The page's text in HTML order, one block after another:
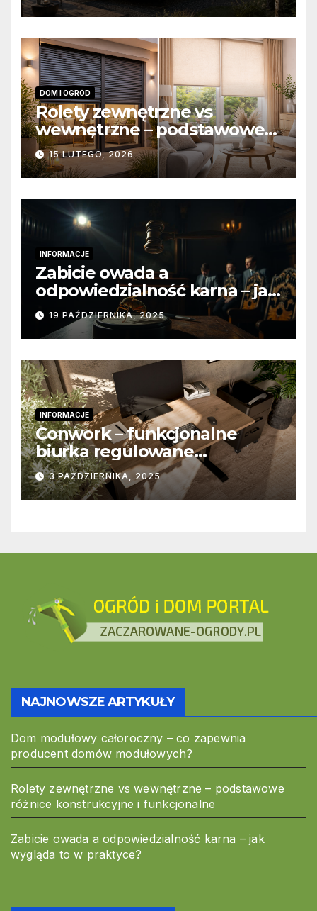
DOM I OGRÓD
Rolety zewnętrzne vs
wewnętrzne – podstawowe
różnice konstrukcyjne i
funkcjonalne
15 LUTEGO, 2026
INFORMACJE
Zabicie owada a
odpowiedzialność karna – jak
wygląda to w praktyce?
19 PAŹDZIERNIKA, 2025
INFORMACJE
Conwork – funkcjonalne
biurka regulowane
stworzone z myślą o
nowoczesnych
przestrzeniach pracy
3 PAŹDZIERNIKA, 2025
NAJNOWSZE ARTYKUŁY
Dom modułowy całoroczny – co zapewnia
producent domów modułowych?
Rolety zewnętrzne vs wewnętrzne – podstawowe
różnice konstrukcyjne i funkcjonalne
Zabicie owada a odpowiedzialność karna – jak
wygląda to w praktyce?